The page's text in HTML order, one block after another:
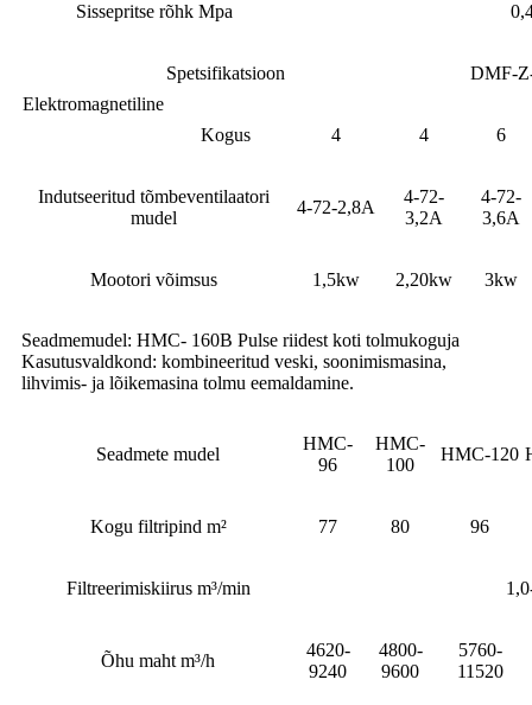
Sissepritse rõhk Mpa
Elektromagnetiline
Spetsifikatsioon DMF-
Kogus 4 4 6
Indutseeritud tõmbeventilaatori
mudel
4-72-2,8A
4-72-
3,2A
4-72-
3,6A
Mootori võimsus 1,5kw 2,20kw 3kw
Seadmemudel: HMC- 160B Pulse riidest koti tolmukoguja
Kasutusvaldkond: kombineeritud veski, soonimismasina,
lihvimis- ja lõikemasina tolmu eemaldamine.
Seadmete mudel
HMC-
96
HMC-
100
HMC-120
Kogu filtripind m² 77 80 96
Filtreerimiskiirus m³/min
Õhu maht m³/h
4620-
9240
4800-
9600
5760-
11520